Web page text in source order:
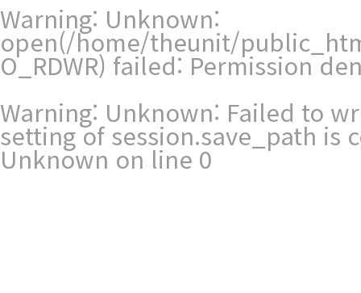
Warning: Unknown:
open(/home/theunit/
O_RDWR) failed: Permission
Warning: Unknown: Failed to
setting of session.save_path
Unknown on line 0